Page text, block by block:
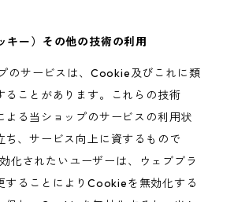
キー）その他の技術の利用
のサービスは、Cookie及びこれに類
ることがあります。これらの技術
よる当ショップのサービスの利用状
ち、サービス向上に資するもので
化されたいユーザーは、ウェブブラ
することによりCookieを無効化する